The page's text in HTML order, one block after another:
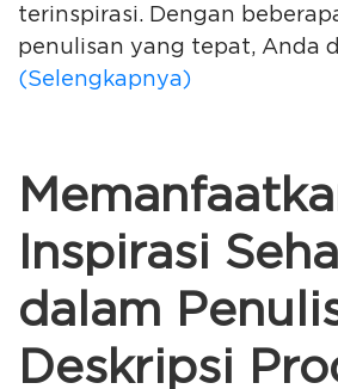
terinspirasi. Dengan
penulisan yang tepat, Anda
(Selengkapnya)
Inspirasi
dalam
Deskripsi